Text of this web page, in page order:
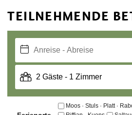
TEILNEHMENDE